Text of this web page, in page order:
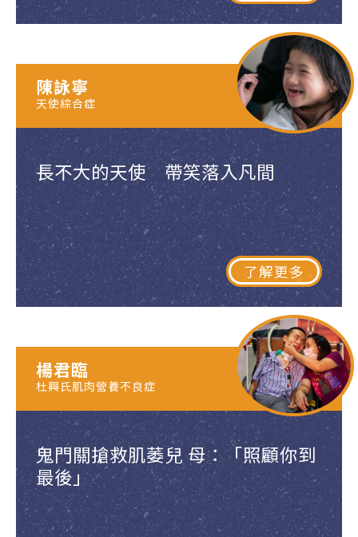
長不大的天使 帶笑落入凡間
了解更多
陳詠寧
天使綜合症
鬼門關搶救肌萎兒 母：「照顧你到
最後」
楊君臨
杜興氏肌肉營養不良症